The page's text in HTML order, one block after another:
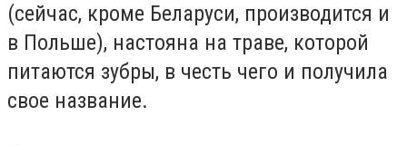
(сейчас, кроме Беларуси, производится и
в Польше), настояна на траве, которой
питаются зубры, в честь чего и получила
свое название.